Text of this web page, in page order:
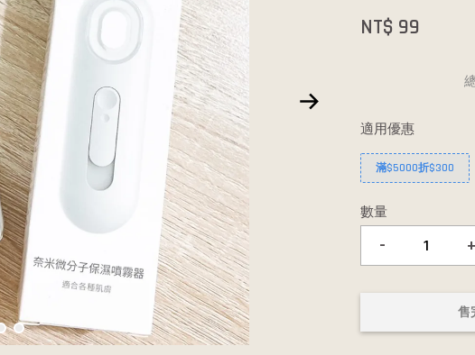
NT$ 99
適用優惠
滿$5000折$300
數量
- +
售